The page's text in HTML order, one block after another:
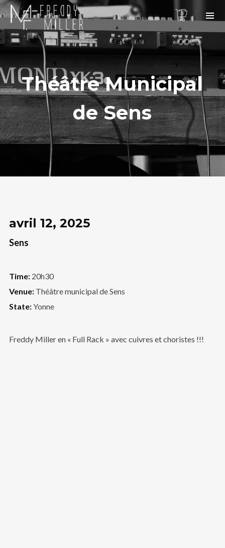
0
Théâtre Municipal
de Sens
avril 12, 2025
Sens
Time:20h30
Venue:Théâtre municipal de Sens
State:Yonne
Freddy Miller en « Full Rack » avec cuivres et choristes !!!